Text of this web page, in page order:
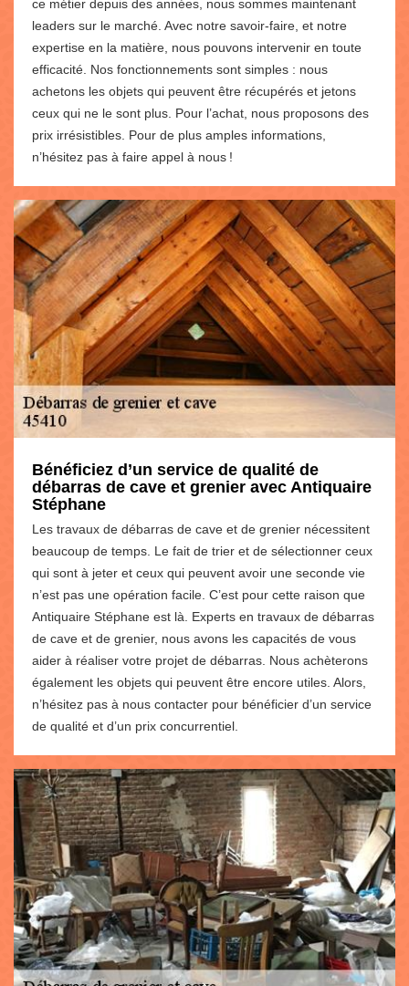
ce métier depuis des années, nous sommes maintenant
leaders sur le marché. Avec notre savoir-faire, et notre
expertise en la matière, nous pouvons intervenir en toute
efficacité. Nos fonctionnements sont simples : nous
achetons les objets qui peuvent être récupérés et jetons
ceux qui ne le sont plus. Pour l’achat, nous proposons des
prix irrésistibles. Pour de plus amples informations,
n’hésitez pas à faire appel à nous !
Bénéficiez d’un service de qualité de
débarras de cave et grenier avec Antiquaire
Stéphane
Les travaux de débarras de cave et de grenier nécessitent
beaucoup de temps. Le fait de trier et de sélectionner ceux
qui sont à jeter et ceux qui peuvent avoir une seconde vie
n’est pas une opération facile. C’est pour cette raison que
Antiquaire Stéphane est là. Experts en travaux de débarras
de cave et de grenier, nous avons les capacités de vous
aider à réaliser votre projet de débarras. Nous achèterons
également les objets qui peuvent être encore utiles. Alors,
n’hésitez pas à nous contacter pour bénéficier d’un service
de qualité et d’un prix concurrentiel.